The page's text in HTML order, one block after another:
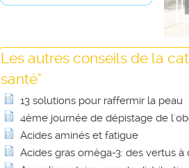
Les autres conseils de la
santé"
13 solutions pour raffermir la peau
4ème journée de dépistage de
Acides aminés et fatigue
Acides gras oméga-3: des vertus à